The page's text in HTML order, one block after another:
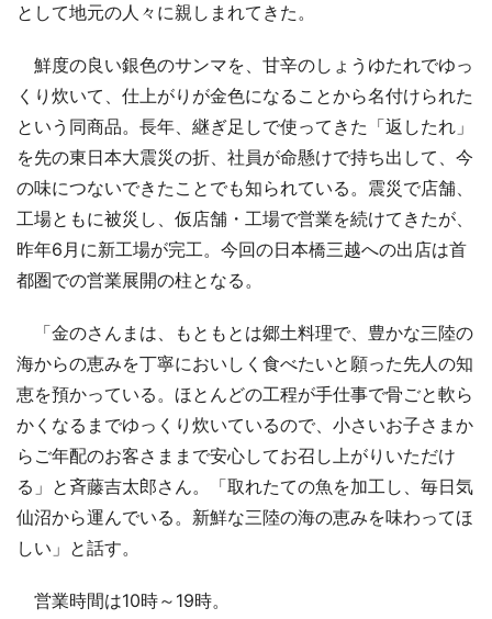
として地元の人々に親しまれてきた。
鮮度の良い銀色のサンマを、甘辛のしょうゆたれでゆっ
くり炊いて、仕上がりが金色になることから名付けられた
という同商品。長年、継ぎ足しで使ってきた「返したれ」
を先の東日本大震災の折、社員が命懸けで持ち出して、今
の味につないできたことでも知られている。震災で店舗、
工場ともに被災し、仮店舗・工場で営業を続けてきたが、
昨年6月に新工場が完工。今回の日本橋三越への出店は首
都圏での営業展開の柱となる。
「金のさんまは、もともとは郷土料理で、豊かな三陸の
海からの恵みを丁寧においしく食べたいと願った先人の知
恵を預かっている。ほとんどの工程が手仕事で骨ごと軟ら
かくなるまでゆっくり炊いているので、小さいお子さまか
らご年配のお客さままで安心してお召し上がりいただけ
る」と斉藤吉太郎さん。「取れたての魚を加工し、毎日気
仙沼から運んでいる。新鮮な三陸の海の恵みを味わってほ
しい」と話す。
営業時間は10時～19時。